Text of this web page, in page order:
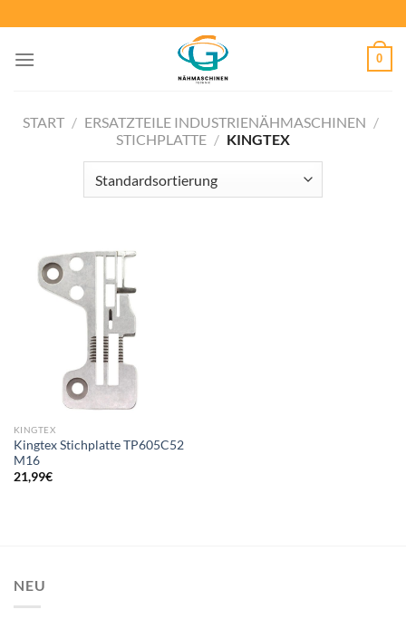
Inhalt
springen
0
START / ERSATZTEILE INDUSTRIENÄHMASCHINEN /
STICHPLATTE / KINGTEX
KINGTEX
Kingtex Stichplatte TP605C52
M16
21,99€
NEU